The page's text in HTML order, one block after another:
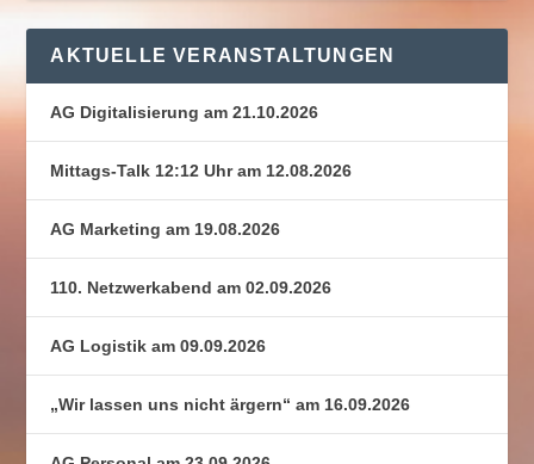
AKTUELLE VERANSTALTUNGEN
AG Digitalisierung am 21.10.2026
Mittags-Talk 12:12 Uhr am 12.08.2026
AG Marketing am 19.08.2026
110. Netzwerkabend am 02.09.2026
AG Logistik am 09.09.2026
„Wir lassen uns nicht ärgern“ am 16.09.2026